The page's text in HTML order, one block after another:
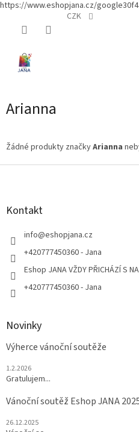
https://www.eshopjana.cz/
CZK
Arianna
Žádné produkty značkyArianna
Z
Kontakt
info@eshopjana.cz
+420777450360 - Jana
Eshop JANA VŽDY PŘICHÁZÍ S
+420777450360 - Jana
Novinky
Výherce vánoční soutěže
1.2.2026
Gratulujem...
Vánoční soutěž Eshop JANA
26.12.2025